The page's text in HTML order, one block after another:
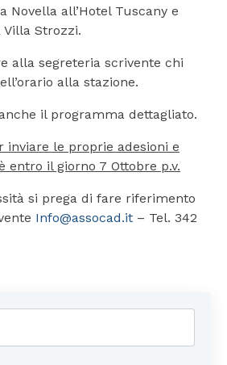
Novella all’Hotel Tuscany e
Villa Strozzi.
alla segreteria scrivente chi
alla stazione.
il programma dettagliato.
le proprie adesioni e
entro il giorno 7 Ottobre p.v.
si prega di fare riferimento
Info@assocad.it – Tel. 342